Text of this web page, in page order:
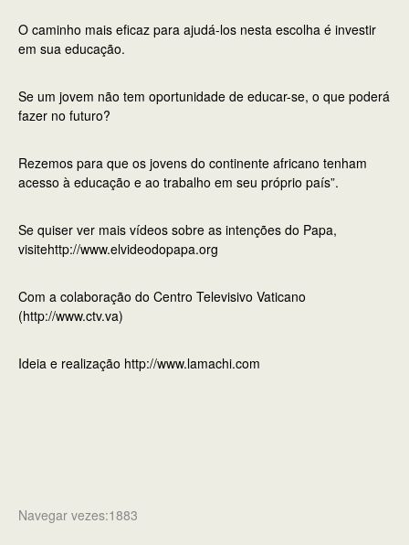
O caminho mais eficaz para ajudá-los nesta escolha é investir
em sua educação.
Se um jovem não tem oportunidade de educar-se, o que poderá
fazer no futuro?
Rezemos para que os jovens do continente africano tenham
acesso à educação e ao trabalho em seu próprio país”.
Se quiser ver mais vídeos sobre as intenções do Papa,
visitehttp://www.elvideodopapa.org
Com a colaboração do Centro Televisivo Vaticano
(http://www.ctv.va)
Ideia e realização http://www.lamachi.com
Navegar vezes:1883